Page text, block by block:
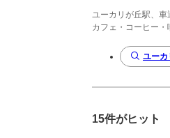
ユーカリが丘駅、車
カフェ・コーヒー
ユーカ
15件がヒット